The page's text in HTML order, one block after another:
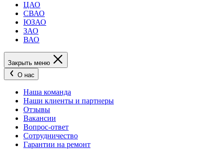
ЦАО
СВАО
ЮЗАО
ЗАО
ВАО
Закрыть меню
О нас
Наша команда
Наши клиенты и партнеры
Отзывы
Вакансии
Вопрос-ответ
Сотрудничество
Гарантии на ремонт